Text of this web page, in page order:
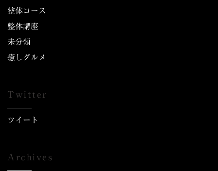
整体コース
整体講座
未分類
癒しグルメ
Twitter
ツイート
Archives